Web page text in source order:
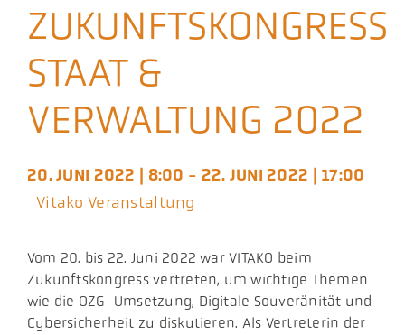
Aktuelles
Podcast
ZUKUNFTSKONGRESS
STAAT &
VERWALTUNG 2022
20. JUNI 2022 | 8:00 - 22. JUNI 2022 | 17:00
Vitako Veranstaltung
Vom 20. bis 22. Juni 2022 war VITAKO beim
Zukunftskongress vertreten, um wichtige Themen
wie die OZG-Umsetzung, Digitale Souveränität und
Cybersicherheit zu diskutieren. Als Vertreterin der